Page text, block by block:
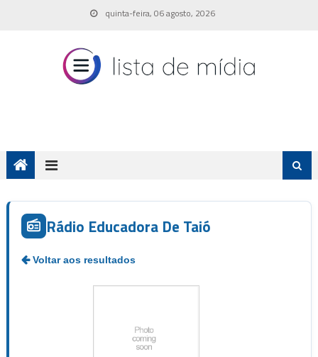
quinta-feira, 06 agosto, 2026
Rádio Educadora De Taió